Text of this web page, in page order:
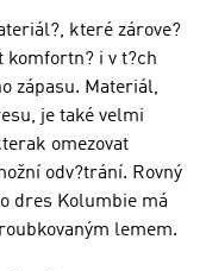
které zárove?
komfortn? i v t?ch
zápasu. Materiál,
je také velmi
omezovat
odv?trání. Rovný
dres Kolumbie má
lemem.